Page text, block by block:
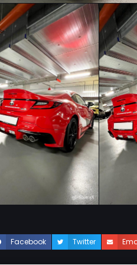
Facebook Twitter